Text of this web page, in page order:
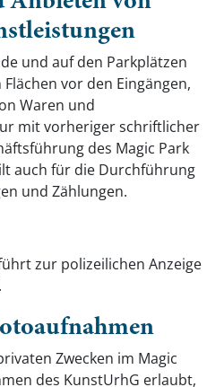
und auf den Parkplätzen
vor den Eingängen,
Waren und
mit vorheriger schriftlicher
des Magic Park
auch für die Durchführung
und Zählungen.
zur polizeilichen Anzeige
Zwecken im Magic
des KunstUrhG erlaubt,